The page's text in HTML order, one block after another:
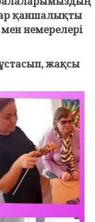
қаншалықты
немерелері
жақсы